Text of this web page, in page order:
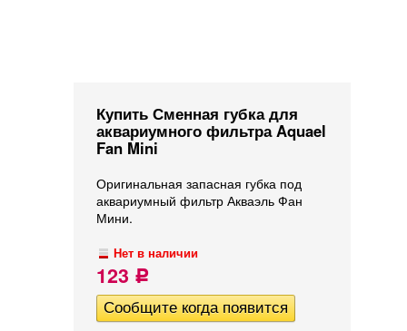
Купить Сменная губка для
аквариумного фильтра Aquael
Fan Mini
Оригинальная запасная губка под
аквариумный фильтр Акваэль Фан
Мини.
Нет в наличии
123 Р